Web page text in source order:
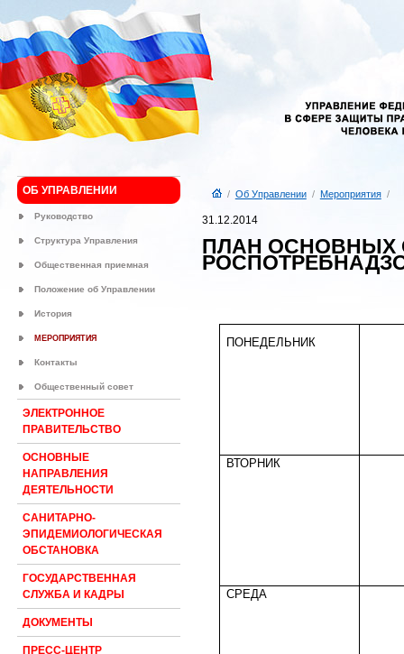
ОБ УПРАВЛЕНИИ
Руководство
Структура Управления
Общественная приемная
Положение об Управлении
История
МЕРОПРИЯТИЯ
Контакты
Общественный совет
ЭЛЕКТРОННОЕ
ПРАВИТЕЛЬСТВО
ОСНОВНЫЕ
НАПРАВЛЕНИЯ
ДЕЯТЕЛЬНОСТИ
САНИТАРНО-
ЭПИДЕМИОЛОГИЧЕСКАЯ
ОБСТАНОВКА
ГОСУДАРСТВЕННАЯ
СЛУЖБА И КАДРЫ
ДОКУМЕНТЫ
ПРЕСС-ЦЕНТР
/ Об Управлении/ Мероприятия/
31.12.2014
ПЛАН ОСНОВНЫХ
ПОНЕДЕЛЬНИК
ВТОРНИК
СРЕДА